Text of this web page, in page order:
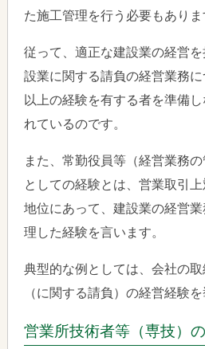
た施工管理を行う必要もありま
従って、適正な建設業の経営
設業に関する請負の経営業務
以上の経験を有する者を準備
れているのです。
また、常勤役員等（経営業務の
としての経験とは、営業取引
地位にあって、建設業の経営
理した経験を言います。
典型的な例としては、会社の
（に関する請負）の経営経験を
営業所技術者等（専技）